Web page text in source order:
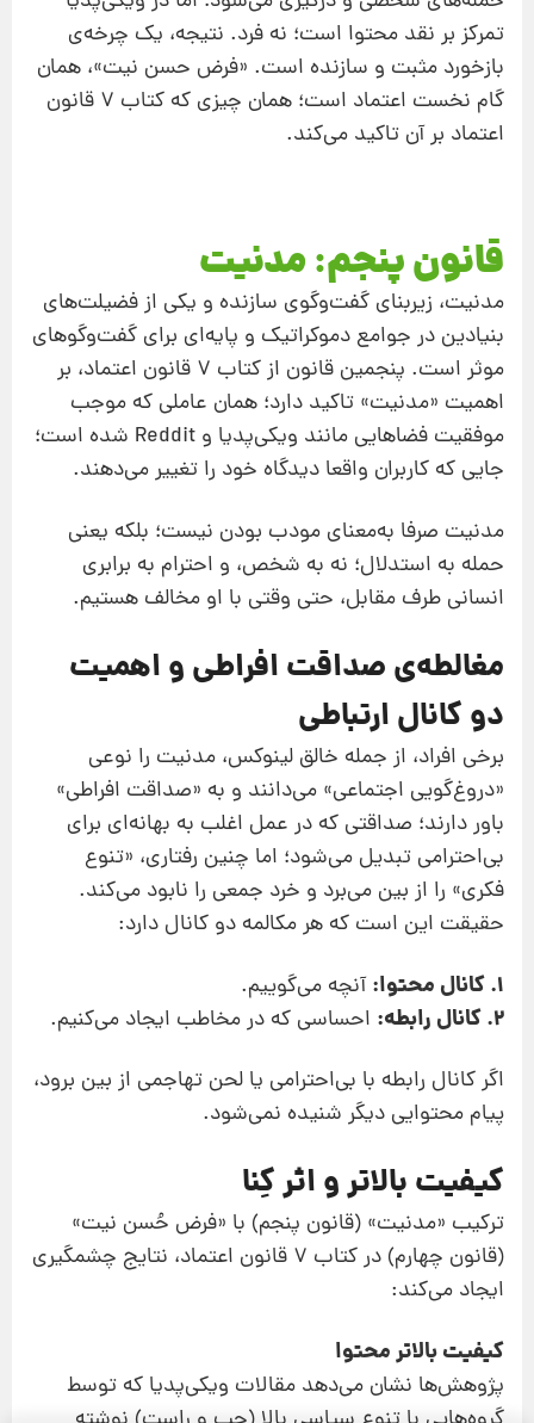
تمرکز بر نقد محتوا است؛ نه فرد. نتیجه، یک چرخه‌ی
بازخورد مثبت و سازنده است. «فرض حسن نیت»، همان
گام نخست اعتماد است؛ همان چیزی که کتاب 7 قانون
اعتماد بر آن تاکید می‌کند.
قانون پنجم: مدنیت
مدنیت، زیربنای گفت‌وگوی سازنده و یکی از فضیلت‌های
بنیادین در جوامع دموکراتیک و پایه‌ای برای گفت‌وگوهای
موثر است. پنجمین قانون از کتاب 7 قانون اعتماد، بر
اهمیت «مدنیت» تاکید دارد؛ همان عاملی که موجب
موفقیت فضاهایی مانند ویکی‌پدیا و Reddit شده است؛
جایی که کاربران واقعا دیدگاه خود را تغییر می‌دهند.
مدنیت صرفا به‌معنای مودب بودن نیست؛ بلکه یعنی
حمله به استدلال؛ نه به شخص، و احترام به برابری
انسانی طرف مقابل، حتی وقتی با او مخالف هستیم.
مغالطه‌ی صداقت افراطی و اهمیت
دو کانال ارتباطی
برخی افراد، از جمله خالق لینوکس، مدنیت را نوعی
«دروغ‌گویی اجتماعی» می‌دانند و به «صداقت افراطی»
باور دارند؛ صداقتی که در عمل اغلب به بهانه‌ای برای
بی‌احترامی تبدیل می‌شود؛ اما چنین رفتاری، «تنوع
فکری» را از بین می‌برد و خرد جمعی را نابود می‌کند.
حقیقت این است که هر مکالمه دو کانال دارد:
1. کانال محتوا: آنچه می‌گوییم.
2. کانال رابطه:
احساسی که در مخاطب ایجاد می‌کنیم.
اگر کانال رابطه با بی‌احترامی یا لحن تهاجمی از بین برود،
پیام محتوایی دیگر شنیده نمی‌شود.
کیفیت بالاتر و اثر کِنا
ترکیب «مدنیت» (قانون پنجم) با «فرض حُسن نیت»
(قانون چهارم) در کتاب 7 قانون اعتماد، نتایج چشمگیری
ایجاد می‌کند:
کیفیت بالاتر محتوا
پژوهش‌ها نشان می‌دهد مقالات ویکی‌پدیا که توسط
پیشنهاد ویژه